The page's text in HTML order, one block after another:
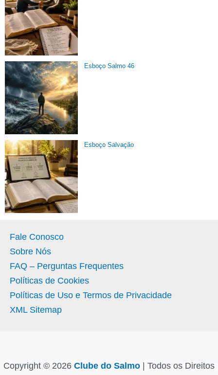
Esboço Salmo 46
Esboço Salvação
Fale Conosco
Sobre Nós
FAQ – Perguntas Frequentes
Políticas de Cookies
Políticas de Uso e Termos de Privacidade
XML Sitemap
Copyright © 2026 Clube do Salmo | Todos os Direitos